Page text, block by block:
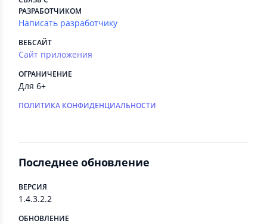
РАЗРАБОТЧИКОМ
Написать разработчику
ВЕБСАЙТ
Сайт приложения
ОГРАНИЧЕНИЕ
Для 6+
ПОЛИТИКА КОНФИДЕНЦИАЛЬНОСТИ
Последнее обновление
ВЕРСИЯ
1.4.3.2.2
ОБНОВЛЕНИЕ